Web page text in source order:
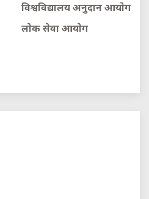
विश्वविद्यालय अनुदान आयाेग
लाेक सेवा आयाेग